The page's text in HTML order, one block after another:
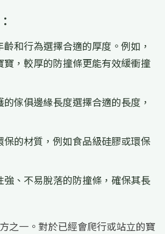
和行為選擇合適的厚度。例如，
，較厚的防撞條更能有效緩衝撞
傢俱邊緣長度選擇合適的長度，
保的材質，例如食品級硅膠或環保
強、不易脫落的防撞條，確保其長
之一。對於已經會爬行或站立的寶